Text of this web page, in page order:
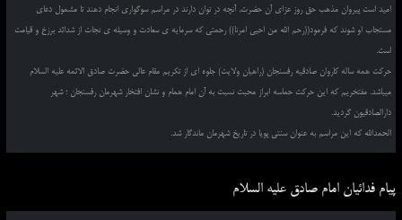
امید است پیروان مذهب حق روز عزای آن حضرت, آنچه در توان دارند در مراسم سوگواری انجام دهند تا مشمول دعای
مستجاب او شوند که فرمود((رحم الله من احیی امرنا)) رحمتی که سرمایه ی سعادت و وسیله ی نجات از شدائد برزخ و قیامت
است.
حرکت همه ساله کاروان صادقیه رفسنجان (راهیان ولایت) جلوه ای از تکریم مقام عالی حضرت صادق الائمه علیه السلام
میباشد. مفتخریم که این حرکت حماسه ابراز محبت نسبت به آن امام همام و نشان افتخار شهرمان رفسنجان ؛ شهر
دارالصادقیون گردید.
الحمدالله که این مراسم به عنوان سنتی پویا در تاریخ شهرمان ماندگار شد.
پیام فدائیان امام صادق علیه السلام